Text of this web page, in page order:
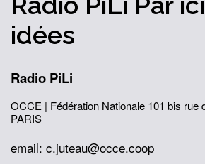
idées
Radio PiLi
OCCE | Fédération Nationale 101 bis rue
PARIS
email: c.juteau@occe.coop